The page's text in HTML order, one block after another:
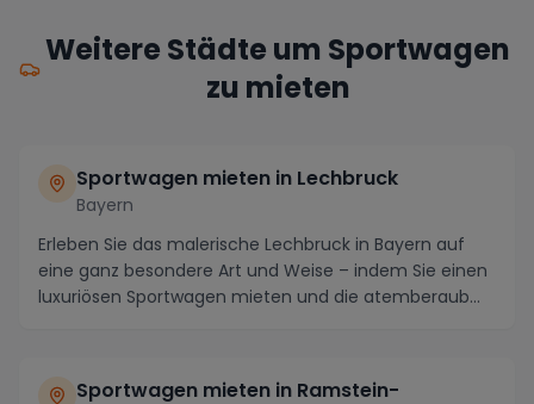
Weitere Städte um Sportwagen
zu mieten
Sportwagen mieten in Lechbruck
Bayern
Erleben Sie das malerische Lechbruck in Bayern auf
eine ganz besondere Art und Weise – indem Sie einen
luxuriösen Sportwagen mieten und die atemberaub...
Sportwagen mieten in Ramstein-